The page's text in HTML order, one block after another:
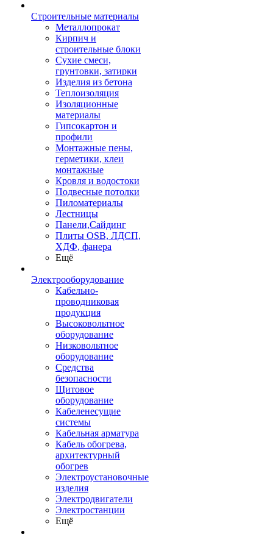
Строительные материалы
Металлопрокат
Кирпич и
строительные блоки
Сухие смеси,
грунтовки, затирки
Изделия из бетона
Теплоизоляция
Изоляционные
материалы
Гипсокартон и
профили
Монтажные пены,
герметики, клеи
монтажные
Кровля и водостоки
Подвесные потолки
Пиломатериалы
Лестницы
Панели,Сайдинг
Плиты OSB, ЛДСП,
ХДФ, фанера
Ещё
Электрооборудование
Кабельно-
проводниковая
продукция
Высоковольтное
оборудование
Низковольтное
оборудование
Средства
безопасности
Щитовое
оборудование
Кабеленесущие
системы
Кабельная арматура
Кабель обогрева,
архитектурный
обогрев
Электроустановочные
изделия
Электродвигатели
Электростанции
Ещё